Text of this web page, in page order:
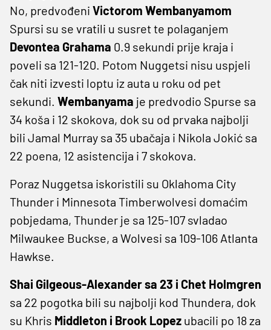
No, predvođeni Victorom Wembanyamom
Spursi su se vratili u susret te polaganjem
Devontea Grahama 0.9 sekundi prije kraja i
poveli sa 121-120. Potom Nuggetsi nisu uspjeli
čak niti izvesti loptu iz auta u roku od pet
sekundi. Wembanyama je predvodio Spurse sa
34 koša i 12 skokova, dok su od prvaka najbolji
bili Jamal Murray sa 35 ubačaja i Nikola Jokić sa
22 poena, 12 asistencija i 7 skokova.
Poraz Nuggetsa iskoristili su Oklahoma City
Thunder i Minnesota Timberwolvesi domaćim
pobjedama, Thunder je sa 125-107 svladao
Milwaukee Buckse, a Wolvesi sa 109-106 Atlanta
Hawkse.
Shai Gilgeous-Alexander sa 23 i Chet Holmgren
sa 22 pogotka bili su najbolji kod Thundera, dok
su Khris Middleton i Brook Lopez ubacili po 18 za